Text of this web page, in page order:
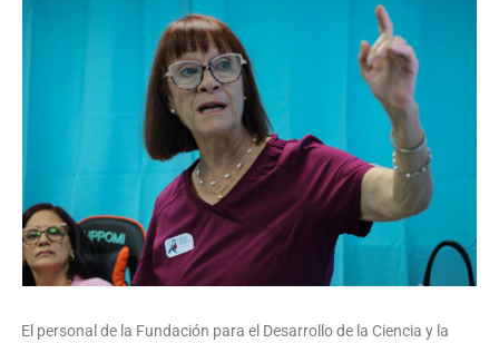
El personal de la Fundación para el Desarrollo de la Ciencia y la